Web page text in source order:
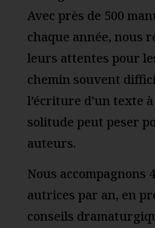
Avec près de 500
chaque année, nous
leurs attentes pour
chemin souvent
l’écriture d’un texte
solitude peut peser
auteurs.
Nous accompagnons
autrices par an, en
conseils